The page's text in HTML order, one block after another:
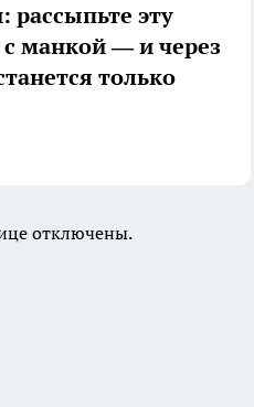
эту
манкой — и через
только
отключены.